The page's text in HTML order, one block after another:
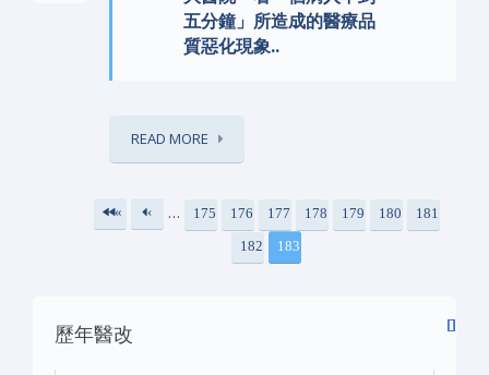
五分鐘」所造成的醫療品
質惡化現象..
READ MORE
«
‹
… 175 176 177 178 179 180 181
182 183
歷年醫改